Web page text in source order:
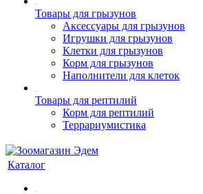
Товары для грызунов
Аксессуары для грызунов
Игрушки для грызунов
Клетки для грызунов
Корм для грызунов
Наполнители для клеток
Товары для рептилий
Корм для рептилий
Террариумистика
Каталог